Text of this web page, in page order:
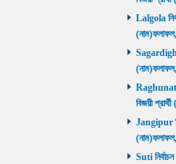
Lalgola
Sagardighi
বিজয়ী
Jangipur
Suti